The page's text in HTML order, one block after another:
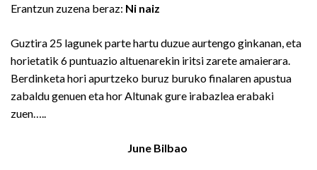
Erantzun zuzena beraz: Ni naiz
Guztira 25 lagunek parte hartu duzue aurtengo ginkanan, eta
horietatik 6 puntuazio altuenarekin iritsi zarete amaierara.
Berdinketa hori apurtzeko buruz buruko finalaren apustua
zabaldu genuen eta hor Altunak gure irabazlea erabaki
zuen…..
June Bilbao